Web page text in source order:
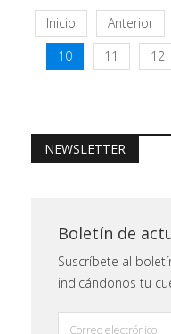
Inicio Anterior
10
11 12
NEWSLETTER
Boletín de
Suscríbete al
indicándonos tu